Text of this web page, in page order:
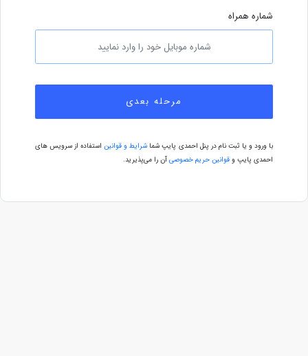
شماره همراه
مرحله بعدی
با ورود و یا ثبت نام در پنل احمدی پایپ شما شرایط و قوانین استفاده از سرویس های
احمدی پایپ و قوانین حریم خصوصی آن را می‌پذیرید.